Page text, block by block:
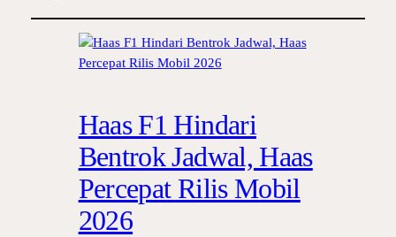
Haas F1 Hindari
Bentrok Jadwal, Haas
Percepat Rilis Mobil
2026